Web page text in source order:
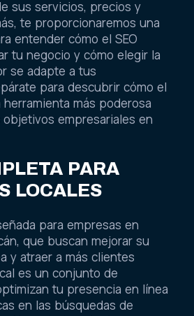
sus servicios, precios y
te proporcionaremos una
entender cómo el SEO
tu negocio y cómo elegir la
se adapte a tus
para descubrir cómo el
herramienta más poderosa
empresariales en
PARA
LOCALES
para empresas en
que buscan mejorar su
y atraer a más clientes
es un conjunto de
tu presencia en línea
en las búsquedas de